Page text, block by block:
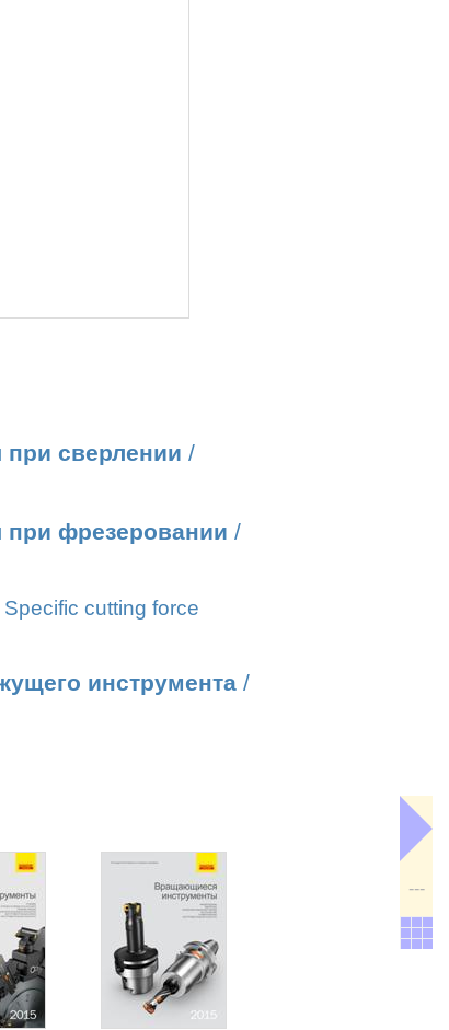
при сверлении /
при фрезеровании /
Specific cutting force
инструмента /
---